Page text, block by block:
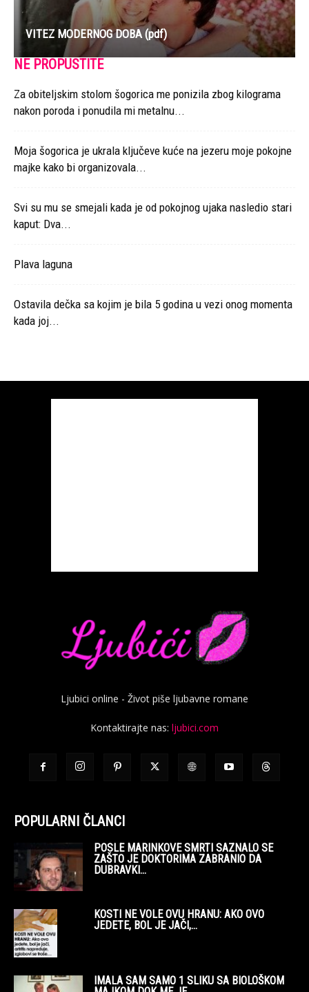
VITEZ MODERNOG DOBA (pdf)
NE PROPUSTITE
Za obiteljskim stolom šogorica me ponizila zbog kilograma
nakon poroda i ponudila mi metalnu...
Moja šogorica je ukrala ključeve kuće na jezeru moje pokojne
majke kako bi organizovala...
Svi su mu se smejali kada je od pokojnog ujaka nasledio stari
kaput: Dva...
Plava laguna
Ostavila dečka sa kojim je bila 5 godina u vezi onog momenta
kada joj...
Ljubici online - Život piše ljubavne romane
Kontaktirajte nas: ljubici.com
POPULARNI ČLANCI
POSLE MARINKOVE SMRTI SAZNALO SE
ZAŠTO JE DOKTORIMA ZABRANIO DA
DUBRAVKI...
KOSTI NE VOLE OVU HRANU: AKO OVO
JEDETE, BOL JE JAČI,...
IMALA SAM SAMO 1 SLIKU SA BIOLOŠKOM